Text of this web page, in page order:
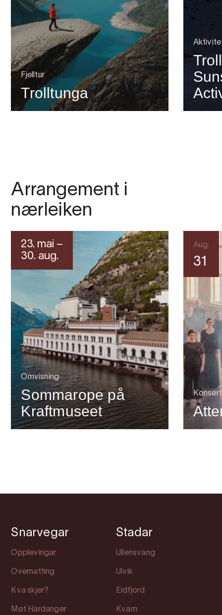
Fjelltur
Trolltunga
Arrangement i
nærleiken
23. mai –
30. aug.
Omvisning
Sommarope på
Kraftmuseet
Aug.
31
Konsert
Snarvegar
Opplevingar
Overnatting
Kva skjer?
Møt Hardanger
Stadar
Ullensvang
Ulvik
Eidfjord
Kvam